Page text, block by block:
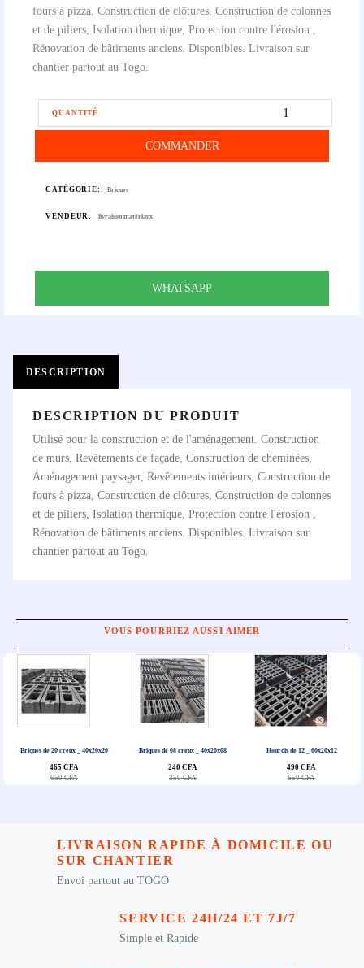
fours à pizza, Construction de clôtures, Construction de colonnes
et de piliers, Isolation thermique, Protection contre l'érosion ,
Rénovation de bâtiments anciens. Disponibles. Livraison sur
chantier partout au Togo.
QUANTITÉ
COMMANDER
CATÉGORIE: Briques
VENDEUR: livraison matériaux
WHATSAPP
DESCRIPTION
DESCRIPTION DU PRODUIT
Utilisé pour la construction et de l'aménagement. Construction
de murs, Revêtements de façade, Construction de cheminées,
Aménagement paysager, Revêtements intérieurs, Construction de
fours à pizza, Construction de clôtures, Construction de colonnes
et de piliers, Isolation thermique, Protection contre l'érosion ,
Rénovation de bâtiments anciens. Disponibles. Livraison sur
chantier partout au Togo.
VOUS POURRIEZ AUSSI AIMER
Briques de 20 creux _ 40x20x20
465 CFA
650 CFA
Briques de 08 creux _ 40x20x08
240 CFA
350 CFA
Hourdis de 12 _ 60x20x12
490 CFA
650 CFA
LIVRAISON RAPIDE À DOMICILE OU
SUR CHANTIER
Envoi partout au TOGO
SERVICE 24H/24 ET 7J/7
Simple et Rapide